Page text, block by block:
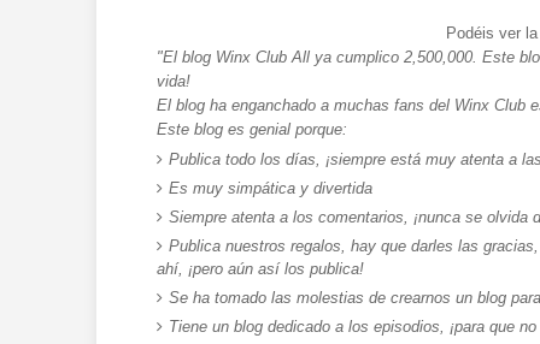
Podéis ver
"El blog Winx Club All ya cumplico 2,500,000. Este
vida!
El blog ha enganchado a muchas fans del Winx Club
Este blog es genial porque:
Publica todo los días, ¡siempre está muy atenta a
Es muy simpática y divertida
Siempre atenta a los comentarios, ¡nunca se olvida
Publica nuestros regalos, hay que darles las
ahí, ¡pero aún así los publica!
Se ha tomado las molestias de crearnos un blog
Tiene un blog dedicado a los episodios, ¡para que